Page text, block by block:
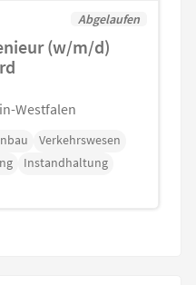
Abgelaufen
(w/m/d)
Westfalen
Verkehrswesen
Instandhaltung